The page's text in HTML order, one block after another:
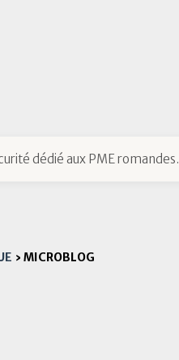
dédié aux PME romandes.
› MICROBLOG